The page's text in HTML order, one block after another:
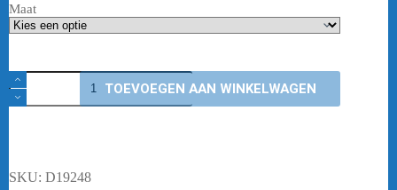
Maat
FZ
FORZA
COMFORT
3
TOEVOEGEN AAN WINKELWAGEN
SKU: D19248